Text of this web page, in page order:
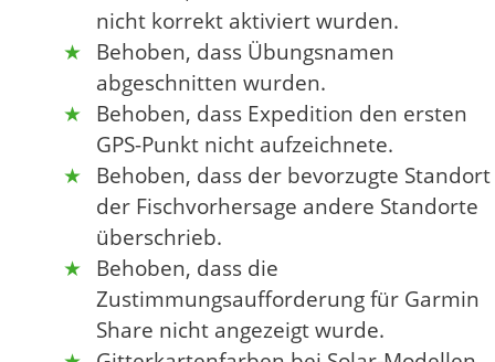
nicht korrekt aktiviert wurden.
Behoben, dass Übungsnamen
abgeschnitten wurden.
Behoben, dass Expedition den ersten
GPS-Punkt nicht aufzeichnete.
Behoben, dass der bevorzugte Standort
der Fischvorhersage andere Standorte
überschrieb.
Behoben, dass die
Zustimmungsaufforderung für Garmin
Share nicht angezeigt wurde.